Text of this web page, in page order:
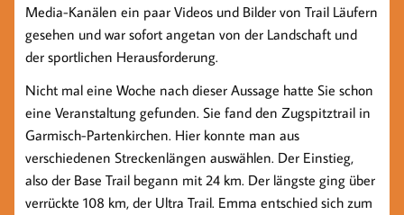
Media-Kanälen ein paar Videos und Bilder von Trail Läufern
gesehen und war sofort angetan von der Landschaft und
der sportlichen Herausforderung.
Nicht mal eine Woche nach dieser Aussage hatte Sie schon
eine Veranstaltung gefunden. Sie fand den Zugspitztrail in
Garmisch-Partenkirchen. Hier konnte man aus
verschiedenen Streckenlängen auswählen. Der Einstieg,
also der Base Trail begann mit 24 km. Der längste ging über
verrückte 108 km, der Ultra Trail. Emma entschied sich zum